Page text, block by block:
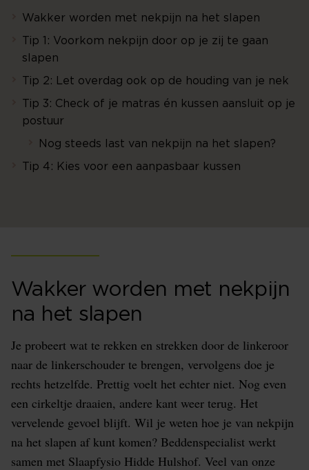
Wakker worden met nekpijn na het slapen
Tip 1: Voorkom nekpijn door op je zij te gaan
slapen
Tip 2: Let overdag ook op de houding van je nek
Tip 3: Check of je matras én kussen aansluit op je
postuur
Nog steeds last van nekpijn na het slapen?
Tip 4: Kies voor een aanpasbaar kussen
Wakker worden met nekpijn
na het slapen
Je probeert wat te rekken en strekken door de linkeroor
naar de linkerschouder te brengen, vervolgens doe je
rechts hetzelfde. Prettig voelt het echter niet. Nog even
een cirkeltje draaien, andere kant weer terug. Het
vervelende gevoel blijft. Wil je weten hoe je van nekpijn
na het slapen af kunt komen? Beddenspecialist werkt
samen met Slaapfysio Hidde Hulshof. Veel van onze